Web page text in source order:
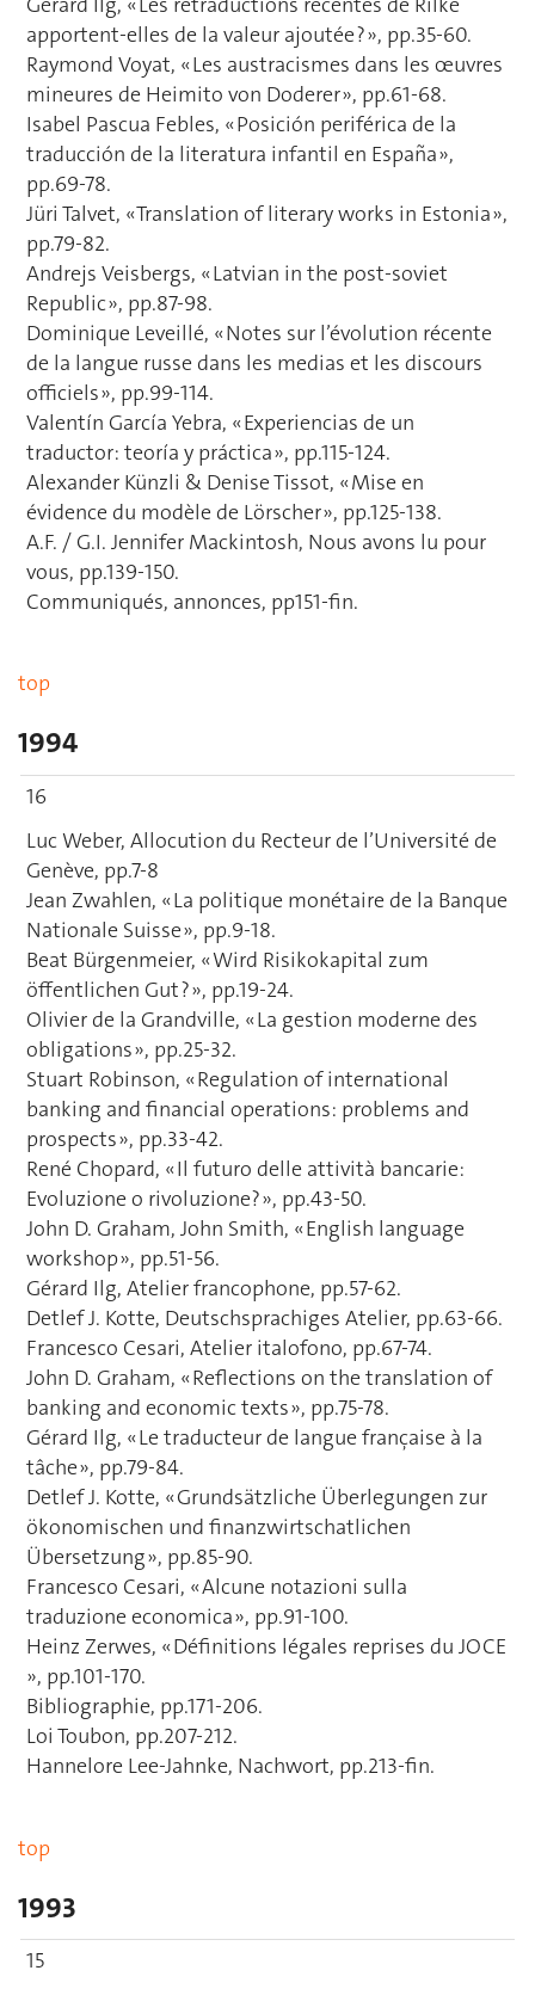
apportent-elles de la valeur ajoutée ? », pp.35-60.
Raymond Voyat, « Les austracismes dans les œuvres
mineures de Heimito von Doderer », pp.61-68.
Isabel Pascua Febles, « Posición periférica de la
traducción de la literatura infantil en España »,
pp.69-78.
Jüri Talvet, « Translation of literary works in Estonia »,
pp.79-82.
Andrejs Veisbergs, « Latvian in the post-soviet
Republic », pp.87-98.
Dominique Leveillé, « Notes sur l’évolution récente
de la langue russe dans les medias et les discours
officiels », pp.99-114.
Valentín García Yebra, « Experiencias de un
traductor: teoría y práctica », pp.115-124.
Alexander Künzli & Denise Tissot, « Mise en
évidence du modèle de Lörscher », pp.125-138.
A.F. / G.I. Jennifer Mackintosh, Nous avons lu pour
vous, pp.139-150.
Communiqués, annonces, pp151-fin.
top
1994
16
Luc Weber, Allocution du Recteur de l’Université de
Genève, pp.7-8
Jean Zwahlen, « La politique monétaire de la Banque
Nationale Suisse », pp.9-18.
Beat Bürgenmeier, « Wird Risikokapital zum
öffentlichen Gut ? », pp.19-24.
Olivier de la Grandville, « La gestion moderne des
obligations », pp.25-32.
Stuart Robinson, « Regulation of international
banking and financial operations: problems and
prospects », pp.33-42.
René Chopard, « Il futuro delle attività bancarie:
Evoluzione o rivoluzione? », pp.43-50.
John D. Graham, John Smith, « English language
workshop », pp.51-56.
Gérard Ilg, Atelier francophone, pp.57-62.
Detlef J. Kotte, Deutschsprachiges Atelier, pp.63-66.
Francesco Cesari, Atelier italofono, pp.67-74.
John D. Graham, « Reflections on the translation of
banking and economic texts », pp.75-78.
Gérard Ilg, « Le traducteur de langue française à la
tâche », pp.79-84.
Detlef J. Kotte, « Grundsätzliche Überlegungen zur
ökonomischen und finanzwirtschatlichen
Übersetzung », pp.85-90.
Francesco Cesari, « Alcune notazioni sulla
traduzione economica », pp.91-100.
Heinz Zerwes, « Définitions légales reprises du JOCE
», pp.101-170.
Bibliographie, pp.171-206.
Loi Toubon, pp.207-212.
Hannelore Lee-Jahnke, Nachwort, pp.213-fin.
top
1993
15